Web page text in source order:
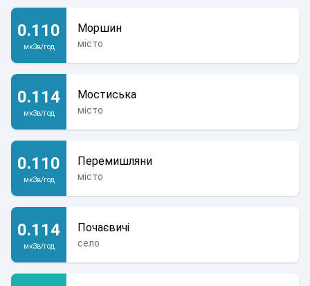
0.110
мкЗв/год
Моршин
місто
0.114
мкЗв/год
Мостиська
місто
0.110
мкЗв/год
Перемишляни
місто
0.114
мкЗв/год
Почаєвичі
село